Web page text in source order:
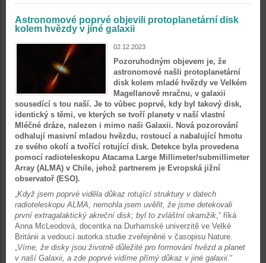
Astronomové poprvé objevili protoplanetární disk
kolem hvězdy v jiné galaxii
02.12.2023
Pozoruhodným objevem je, že
astronomové našli protoplanetární
disk kolem mladé hvězdy ve Velkém
Magellanově mračnu, v galaxii
sousedící s tou naší. Je to vůbec poprvé, kdy byl takový disk,
identický s těmi, ve kterých se tvoří planety v naší vlastní
Mléčné dráze, nalezen i mimo naši Galaxii. Nová pozorování
odhalují masivní mladou hvězdu, rostoucí a nabalující hmotu
ze svého okolí a tvořící rotující disk. Detekce byla provedena
pomocí radioteleskopu Atacama Large Millimeter/submillimeter
Array (ALMA) v Chile, jehož partnerem je Evropská jižní
observatoř (ESO).
„Když jsem poprvé viděla důkaz rotující struktury v datech
radioteleskopu ALMA, nemohla jsem uvěřit, že jsme detekovali
první extragalaktický akreční disk; byl to zvláštní okamžik,“ říká
Anna McLeodová, docentka na Durhamské univerzitě ve Velké
Británii a vedoucí autorka studie zveřejněné v časopisu Nature.
„Víme, že disky jsou životně důležité pro formování hvězd a planet
v naší Galaxii, a zde poprvé vidíme přímý důkaz v jiné galaxii.“